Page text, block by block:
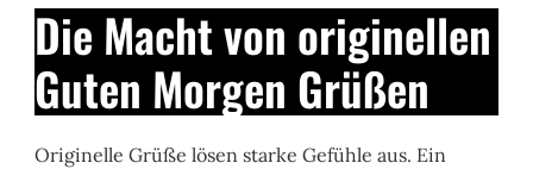
Die Macht von originellen
Guten Morgen Grüßen
Originelle Grüße lösen starke Gefühle aus. Ein